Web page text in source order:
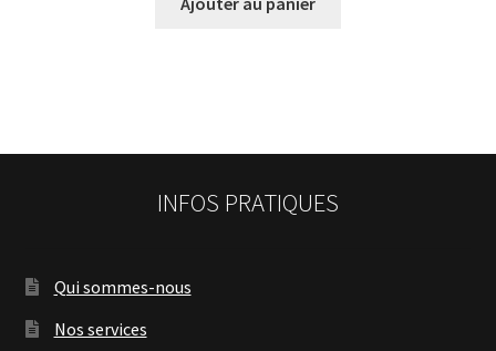
INFOS PRATIQUES
Qui sommes-nous
Nos services